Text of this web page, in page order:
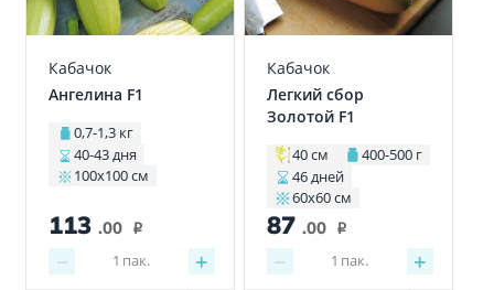
Кабачок
Ангелина F1
0,7-1,3 кг
40-43 дня
100х100 см
113 .00 i
− +
1 пак.
Кабачок
Легкий сбор
Золотой F1
40 см
400-500 г
46 дней
60х60 см
87 .00 i
− +
1 пак.